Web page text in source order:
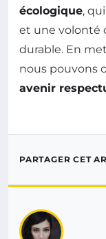
écologique,
et une volonté
durable. En
nous pouvons
avenir
PARTAGER CET